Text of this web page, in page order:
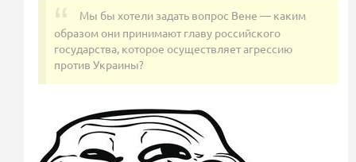
Мы бы хотели задать вопрос Вене — каким
образом они принимают главу российского
государства, которое осуществляет агрессию
против Украины?